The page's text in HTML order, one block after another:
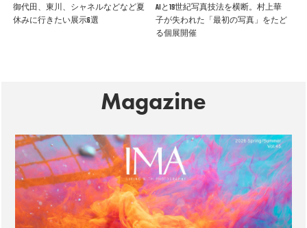
御代田、東川、シャネルなどなど夏
休みに行きたい展示6選
AIと19世紀写真技法を横断。村上華
子が失われた「最初の写真」をたど
る個展開催
Magazine